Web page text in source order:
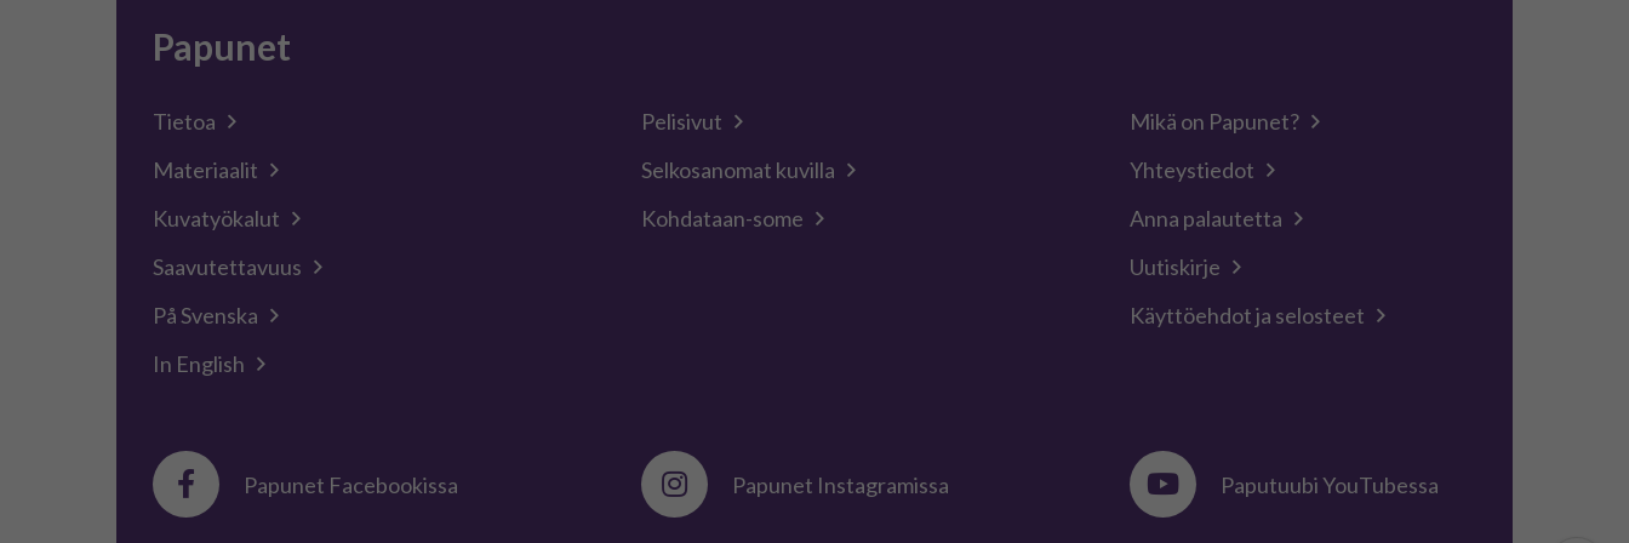
Papunet
Tietoa
Materiaalit
Kuvatyökalut
Saavutettavuus
På Svenska
In English
Pelisivut
Selkosanomat kuvilla
Kohdataan-some
Mikä on Papunet?
Yhteystiedot
Anna palautetta
Uutiskirje
Käyttöehdot ja selosteet
Papunet Facebookissa Papunet Instagramissa Paputuubi YouTubessa